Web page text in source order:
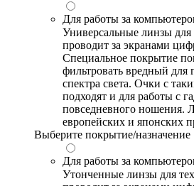
Для работы за
Универсальные линзы
проводит за экранами
Специальное покрытие
фильтровать вредный для
спектра света. Очки с
подходят и для работы с
повседневного ношения.
европейских и японских
Выберите покрытие/назначение
Для работы за
Утонченные линзы для